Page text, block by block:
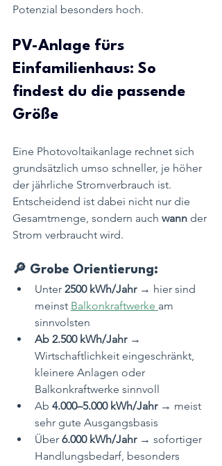
Potenzial besonders hoch.
PV-Anlage fürs
Einfamilienhaus: So
findest du die passende
Größe
Eine Photovoltaikanlage rechnet sich
grundsätzlich umso schneller, je höher
der jährliche Stromverbrauch ist.
Entscheidend ist dabei nicht nur die
Gesamtmenge, sondern auch wann der
Strom verbraucht wird.
🔎 Grobe Orientierung:
Unter 2500 kWh/Jahr → hier sind
meinst Balkonkraftwerke am
sinnvolsten
Ab 2.500 kWh/Jahr →
Wirtschaftlichkeit eingeschränkt,
kleinere Anlagen oder
Balkonkraftwerke sinnvoll
Ab 4.000–5.000 kWh/Jahr → meist
sehr gute Ausgangsbasis
Über 6.000 kWh/Jahr → sofortiger
Handlungsbedarf, besonders